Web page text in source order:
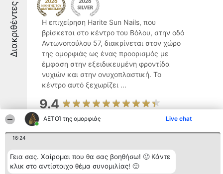
ΑΕΤΟΊ της ομορφιάς Live chat
16:24
Γεια σας. Χαίρομαι που θα σας βοηθήσω! 🙂 Κάντε
κλικ στο αντίστοιχο θέμα συνομιλίας! 🙂
Διακριθέντες
Η επιχείρηση Harite Sun Nails, που
βρίσκεται στο κέντρο του Βόλου, στην οδό
Αντωνοπούλου 57, διακρίνεται στον χώρο
της ομορφιάς ως ένας προορισμός με
έμφαση στην εξειδικευμένη φροντίδα
νυχιών και στην ονυχοπλαστική. Το
κέντρο αυτό ξεχωρίζει ...
9.4